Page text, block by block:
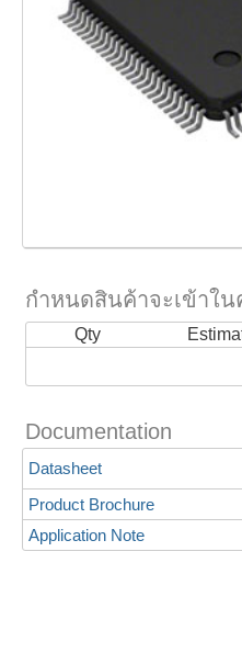
กำหนดสินค้าจะเข้าใน
Qty
Documentation
Datasheet
Product Brochure
Application Note